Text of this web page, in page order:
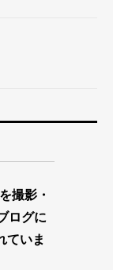
撮影・
ログに
ていま